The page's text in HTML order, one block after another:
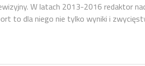
W latach 2013-2016 redaktor
to dla niego nie tylko wyniki i